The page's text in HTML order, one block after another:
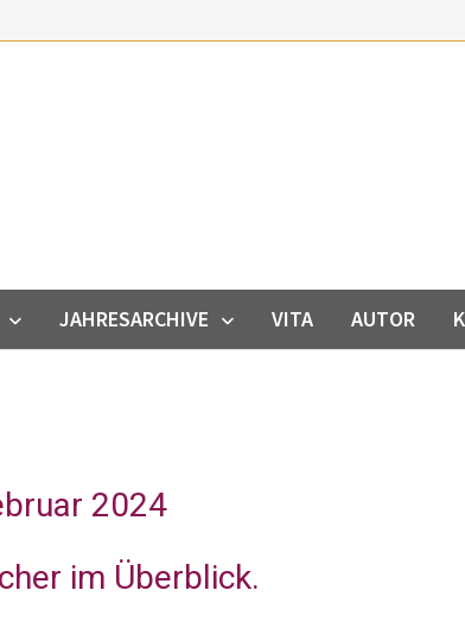
JAHRESARCHIVE VITA AUTOR
2024
im Überblick.